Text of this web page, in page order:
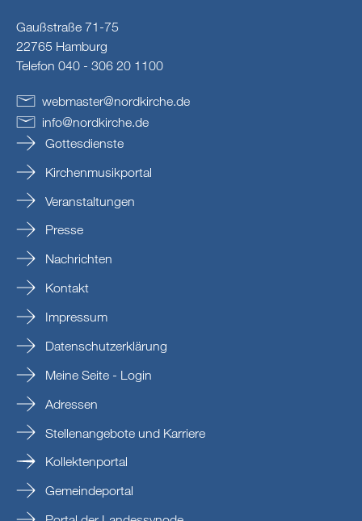
Gaußstraße 71-75
22765 Hamburg
Telefon 040 - 306 20 1100
webmaster@nordkirche.de
info@nordkirche.de
Gottesdienste
Kirchenmusikportal
Veranstaltungen
Presse
Nachrichten
Kontakt
Impressum
Datenschutzerklärung
Meine Seite - Login
Adressen
Stellenangebote und Karriere
Kollektenportal
Gemeindeportal